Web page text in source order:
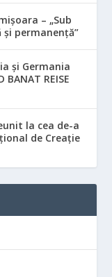
– „Sub
permanență”
și Germania
REISE
la cea de-a
de Creație